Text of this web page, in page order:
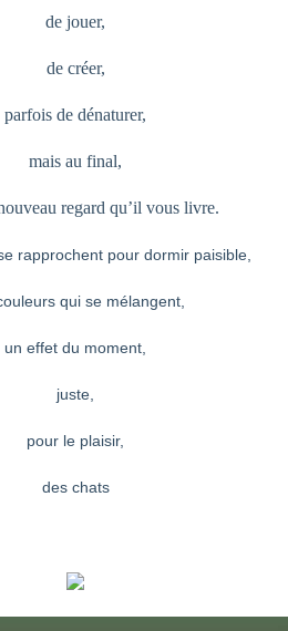
de jouer,
de créer,
parfois de dénaturer,
mais au final,
regard qu’il vous livre.
rapprochent pour dormir paisible,
qui se mélangent,
un effet du moment,
juste,
pour le plaisir,
des chats